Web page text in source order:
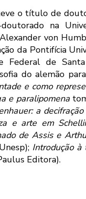
o título de
na
von
da Pontifícia
Federal de
do alemão
e como
e paralipomena
a
e arte em
de Assis e
Introdução à
Editora).